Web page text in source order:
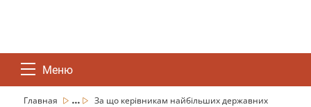
Меню
Главная ...
За що керівникам найбільших державних